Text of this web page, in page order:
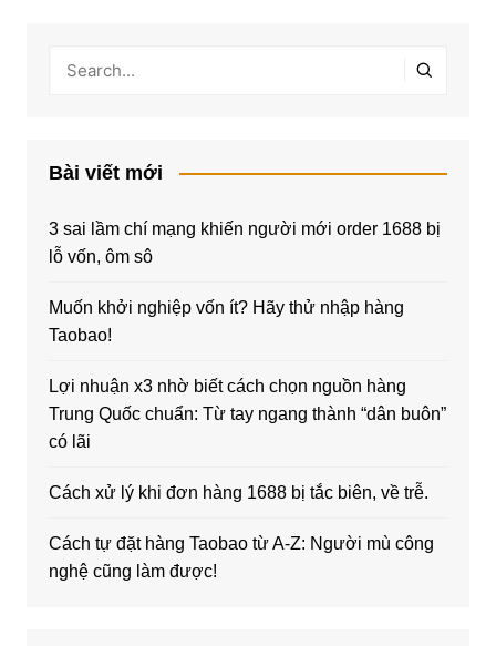
Bài viết mới
3 sai lầm chí mạng khiến người mới order 1688 bị
lỗ vốn, ôm sô
Muốn khởi nghiệp vốn ít? Hãy thử nhập hàng
Taobao!
Lợi nhuận x3 nhờ biết cách chọn nguồn hàng
Trung Quốc chuẩn: Từ tay ngang thành “dân buôn”
có lãi
Cách xử lý khi đơn hàng 1688 bị tắc biên, về trễ.
Cách tự đặt hàng Taobao từ A-Z: Người mù công
nghệ cũng làm được!